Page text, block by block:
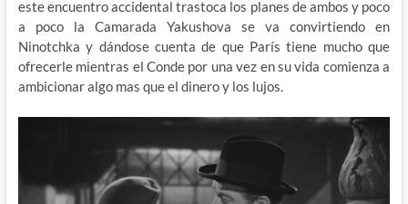
este encuentro accidental trastoca los planes de ambos y poco
a poco la Camarada Yakushova se va convirtiendo en
Ninotchka y dándose cuenta de que París tiene mucho que
ofrecerle mientras el Conde por una vez en su vida comienza a
ambicionar algo mas que el dinero y los lujos.